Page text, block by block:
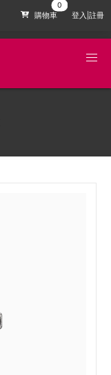
購物車 登入|註冊